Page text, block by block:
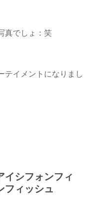
真でしょ：笑
テイメントになりまし
イシフォンフィ
フィッシュ